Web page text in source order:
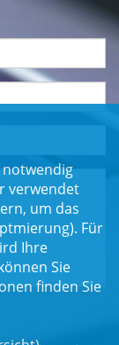
notwendig
verwendet
um das
Für
Ihre
Sie
finden Sie